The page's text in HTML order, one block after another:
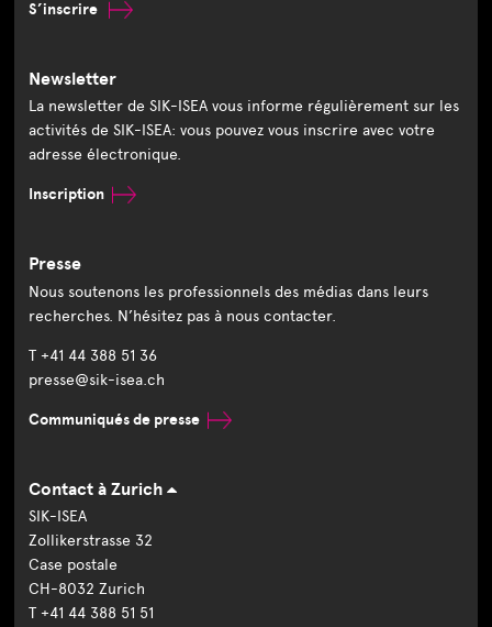
S’inscrire
Newsletter
La newsletter de SIK-ISEA vous informe régulièrement sur les
activités de SIK-ISEA: vous pouvez vous inscrire avec votre
adresse électronique.
Inscription
Presse
Nous soutenons les professionnels des médias dans leurs
recherches. N’hésitez pas à nous contacter.
T +41 44 388 51 36
presse@sik-isea.ch
Communiqués de presse
Contact à Zurich
SIK-ISEA
Zollikerstrasse 32
Case postale
CH-8032 Zurich
T +41 44 388 51 51